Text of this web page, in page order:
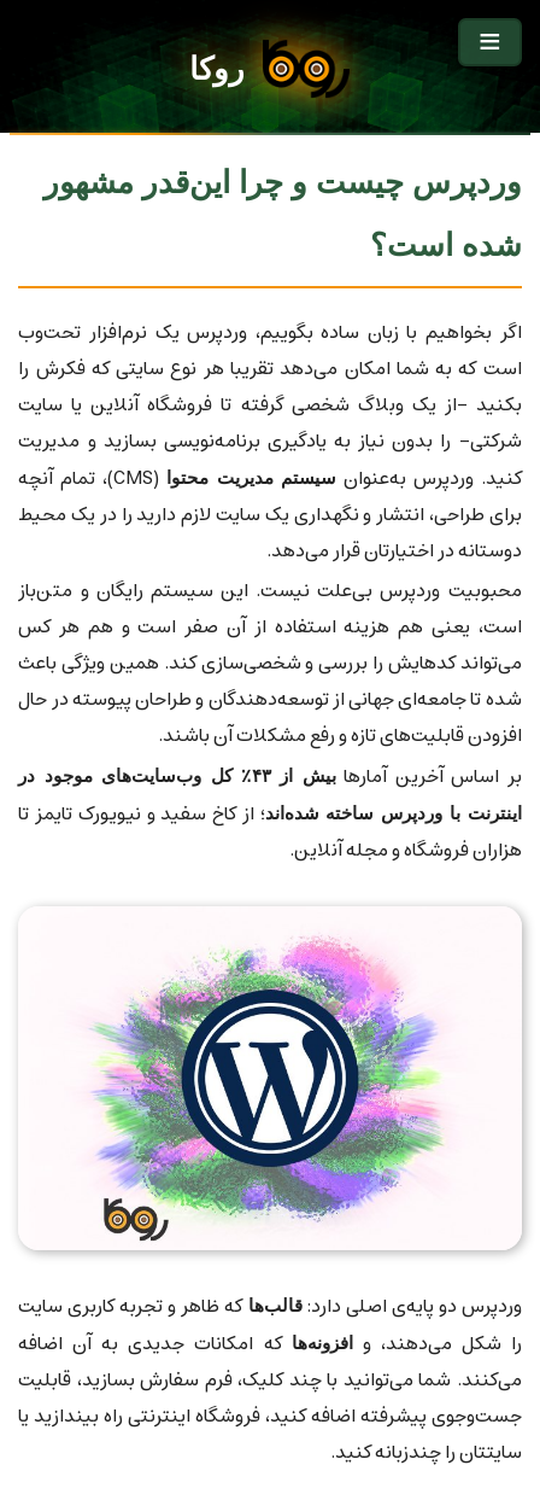
روکا
وردپرس چیست و چرا این‌قدر مشهور
شده است؟
اگر بخواهیم با زبان ساده بگوییم، وردپرس یک نرم‌افزار تحت‌وب
است که به شما امکان می‌دهد تقریبا هر نوع سایتی که فکرش را
بکنید -از یک وبلاگ شخصی گرفته تا فروشگاه آنلاین یا سایت
شرکتی- را بدون نیاز به یادگیری برنامه‌نویسی بسازید و مدیریت
کنید. وردپرس به‌عنوان سیستم مدیریت محتوا
(CMS)، تمام آنچه
برای طراحی، انتشار و نگهداری یک سایت لازم دارید را در یک محیط
دوستانه در اختیارتان قرار می‌دهد.
محبوبیت وردپرس بی‌علت نیست. این سیستم رایگان و متن‌باز
است، یعنی هم هزینه استفاده از آن صفر است و هم هر کس
می‌تواند کدهایش را بررسی و شخصی‌سازی کند. همین ویژگی باعث
شده تا جامعه‌ای جهانی از توسعه‌دهندگان و طراحان پیوسته در حال
افزودن قابلیت‌های تازه و رفع مشکلات آن باشند.
بر اساس آخرین آمارها
بیش از ۴۳٪ کل وب‌سایت‌های موجود در
اینترنت با وردپرس ساخته شده‌اند؛ از کاخ سفید و نیویورک تایمز تا
هزاران فروشگاه و مجله آنلاین.
وردپرس دو پایه‌ی اصلی دارد:قالب‌ها که ظاهر و تجربه کاربری سایت
را شکل می‌دهند، و افزونه‌ها که امکانات جدیدی به آن اضافه
می‌کنند. شما می‌توانید با چند کلیک، فرم سفارش بسازید، قابلیت
جست‌وجوی پیشرفته اضافه کنید، فروشگاه اینترنتی راه بیندازید یا
سایتتان را چندزبانه کنید.